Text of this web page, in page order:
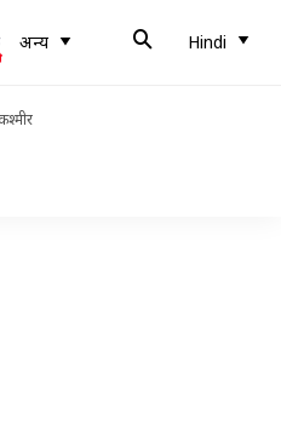
अन्य Hindi